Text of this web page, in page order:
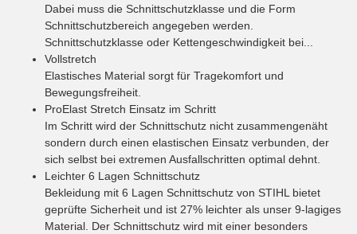
Dabei muss die Schnittschutzklasse und die Form
Schnittschutzbereich angegeben werden.
Schnittschutzklasse oder Kettengeschwindigkeit bei...
Vollstretch
Elastisches Material sorgt für Tragekomfort und
Bewegungsfreiheit.
ProElast Stretch Einsatz im Schritt
Im Schritt wird der Schnittschutz nicht zusammengenäht
sondern durch einen elastischen Einsatz verbunden, der
sich selbst bei extremen Ausfallschritten optimal dehnt.
Leichter 6 Lagen Schnittschutz
Bekleidung mit 6 Lagen Schnittschutz von STIHL bietet
geprüfte Sicherheit und ist 27% leichter als unser 9-lagiges
Material. Der Schnittschutz wird mit einer besonders